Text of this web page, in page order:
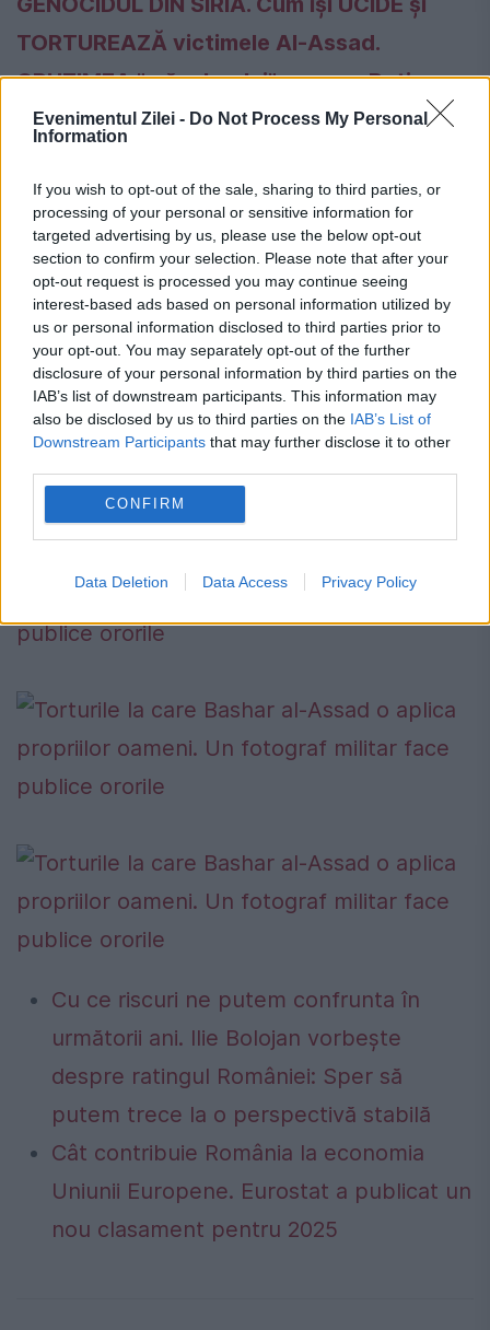
Evenimentul Zilei - Do Not Process My Personal
Information
If you wish to opt-out of the sale, sharing to third parties, or
processing of your personal or sensitive information for
targeted advertising by us, please use the below opt-out
section to confirm your selection. Please note that after your
opt-out request is processed you may continue seeing
interest-based ads based on personal information utilized by
us or personal information disclosed to third parties prior to
your opt-out. You may separately opt-out of the further
disclosure of your personal information by third parties on the
IAB’s list of downstream participants. This information may
also be disclosed by us to third parties on the IAB’s List of
Downstream Participants that may further disclose it to other
CONFIRM
Data Deletion Data Access Privacy Policy
TORTUREAZĂ victimele Al-Assad.
CRUZIMEA "măcelarului" pe care Putin
vrea să-l mențină la putere folosind
FOTO
Cu ce riscuri ne putem confrunta în
următorii ani. Ilie Bolojan vorbește
despre ratingul României: Sper să
putem trece la o perspectivă stabilă
Cât contribuie România la economia
Uniunii Europene. Eurostat a publicat un
nou clasament pentru 2025